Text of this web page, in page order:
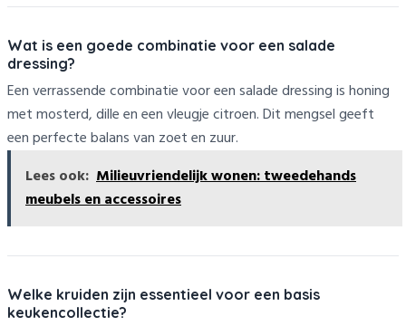
Wat is een goede combinatie voor een salade
dressing?
Een verrassende combinatie voor een salade dressing is honing
met mosterd, dille en een vleugje citroen. Dit mengsel geeft
een perfecte balans van zoet en zuur.
Lees ook: Milieuvriendelijk wonen: tweedehands
meubels en accessoires
Welke kruiden zijn essentieel voor een basis
keukencollectie?